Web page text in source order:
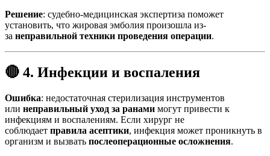
Решение: судебно-медицинская экспертиза поможет
установить, что жировая эмболия произошла из-
за неправильной техники проведения операции.
🔴 4. Инфекции и воспаления
Ошибка: недостаточная стерилизация инструментов
или неправильный уход за ранами могут привести к
инфекциям и воспалениям. Если хирург не
соблюдает правила асептики, инфекция может проникнуть в
организм и вызвать послеоперационные осложнения.